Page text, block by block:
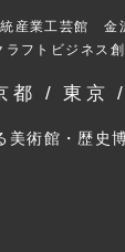
産業工芸館
フトビジネ
都 / 東京
術館・歴史